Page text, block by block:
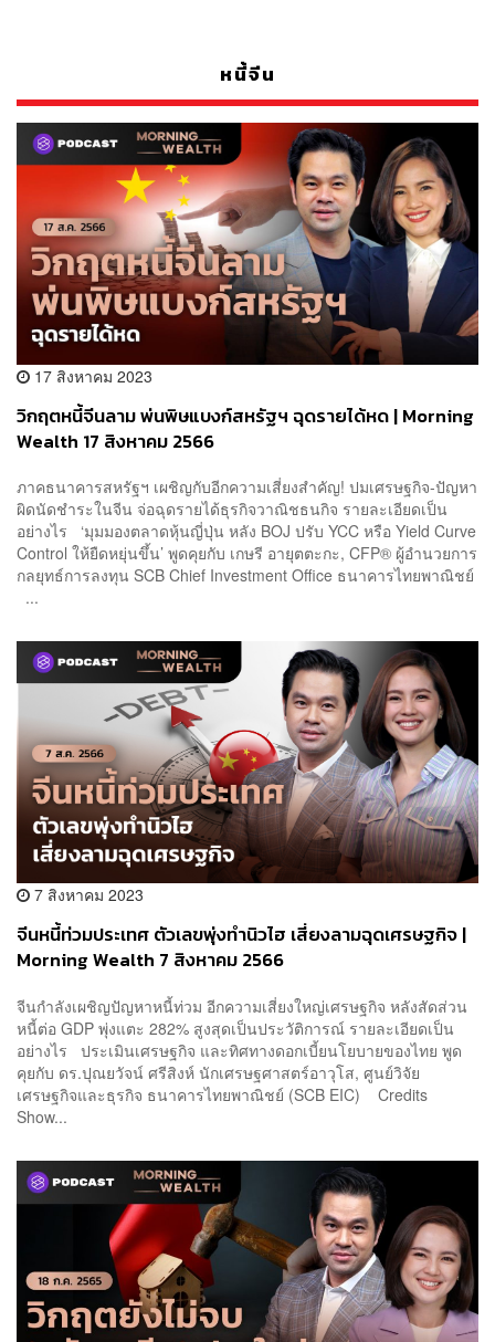
หนี้จีน
17 สิงหาคม 2023
วิกฤตหนี้จีนลาม พ่นพิษแบงก์สหรัฐฯ ฉุดรายได้หด | Morning
Wealth 17 สิงหาคม 2566
ภาคธนาคารสหรัฐฯ เผชิญกับอีกความเสี่ยงสำคัญ! ปมเศรษฐกิจ-ปัญหา
ผิดนัดชำระในจีน จ่อฉุดรายได้ธุรกิจวาณิชธนกิจ รายละเอียดเป็น
อย่างไร ‘มุมมองตลาดหุ้นญี่ปุ่น หลัง BOJ ปรับ YCC หรือ Yield Curve
Control ให้ยืดหยุ่นขึ้น’ พูดคุยกับ เกษรี อายุตตะกะ, CFP® ผู้อำนวยการ
กลยุทธ์การลงทุน SCB Chief Investment Office ธนาคารไทยพาณิชย์
...
7 สิงหาคม 2023
จีนหนี้ท่วมประเทศ ตัวเลขพุ่งทำนิวไฮ เสี่ยงลามฉุดเศรษฐกิจ |
Morning Wealth 7 สิงหาคม 2566
จีนกำลังเผชิญปัญหาหนี้ท่วม อีกความเสี่ยงใหญ่เศรษฐกิจ หลังสัดส่วน
หนี้ต่อ GDP พุ่งแตะ 282% สูงสุดเป็นประวัติการณ์ รายละเอียดเป็น
อย่างไร ประเมินเศรษฐกิจ และทิศทางดอกเบี้ยนโยบายของไทย พูด
คุยกับ ดร.ปุณยวัจน์ ศรีสิงห์ นักเศรษฐศาสตร์อาวุโส, ศูนย์วิจัย
เศรษฐกิจและธุรกิจ ธนาคารไทยพาณิชย์ (SCB EIC) Credits
Show...